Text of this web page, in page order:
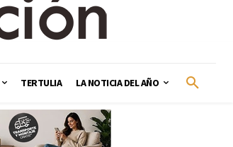
TERTULIA LA NOTICIA DEL AÑO